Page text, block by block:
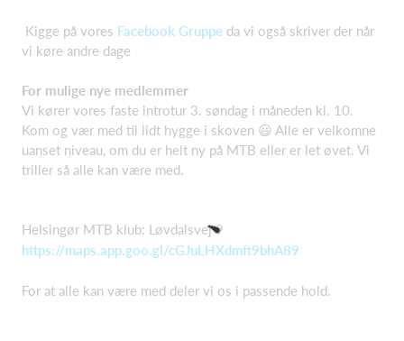
Kigge på vores Facebook Gruppe da vi også skriver der når
vi køre andre dage
For mulige nye medlemmer
Vi kører vores faste introtur 3. søndag i måneden kl. 10.
Kom og vær med til lidt hygge i skoven 😃 Alle er velkomne
uanset niveau, om du er helt ny på MTB eller er let øvet. Vi
triller så alle kan være med.
Helsingør MTB klub: Løvdalsvej 9
https://maps.app.goo.gl/cGJuLHXdmft9bhA89
For at alle kan være med deler vi os i passende hold.